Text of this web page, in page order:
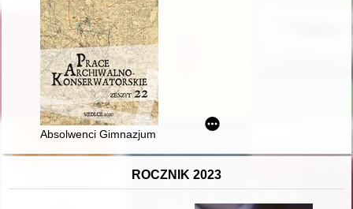
Absolwenci Gimnazjum i Liceum im. B. Prusa w Siedlcach
ROCZNIK 2023